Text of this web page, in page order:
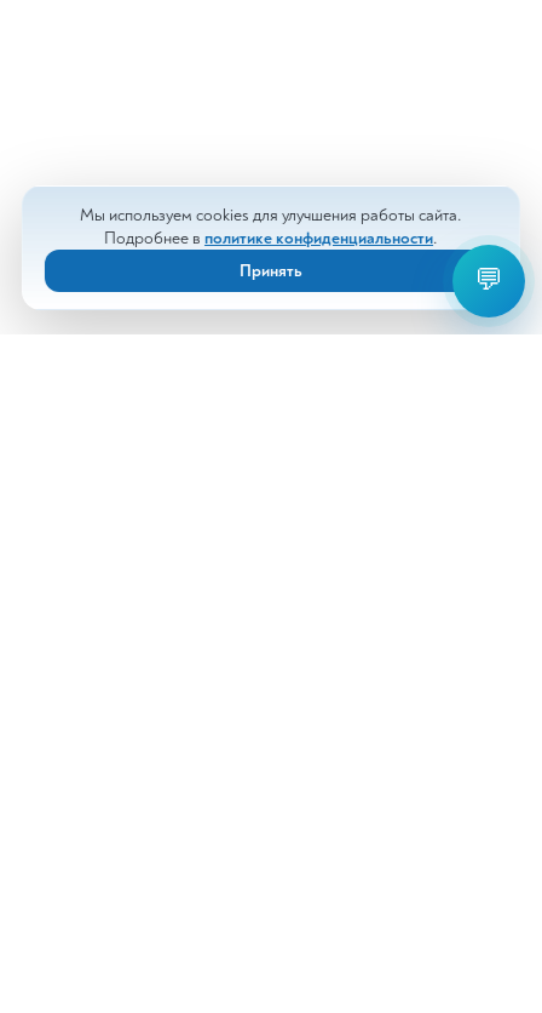
Мы используем cookies для улучшения работы сайта.
Подробнее в политике конфиденциальности.
Принять
💬